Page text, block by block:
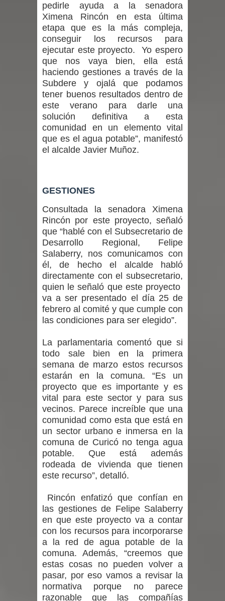
proceso de vacunación escolar
Se activa Código Azul en Talca ante
las bajas temperaturas
GORE Maule figura tercero a nivel
nacional en gasto por viajes y
traslados con $133 millones
Dos internos intentaron escapar por
un forado desde la cárcel de Talca
anticipadamente la Fiesta del
Chancho en Talca tras caída de
ramas cerca de carpas
Miles llegan a la Plaza de Armas de
Talca en el inicio de la Fiesta del
Chancho 2026
pedirle ayuda a la senadora
Ximena Rincón en esta última
etapa que es la más compleja,
conseguir los recursos para
ejecutar este proyecto. Yo espero
que nos vaya bien, ella está
haciendo gestiones a través de la
Subdere y ojalá que podamos
tener buenos resultados dentro de
este verano para darle una
solución definitiva a esta
comunidad en un elemento vital
que es el agua potable”, manifestó
el alcalde Javier Muñoz.
GESTIONES
Consultada la senadora Ximena
Rincón por este proyecto, señaló
que “hablé con el Subsecretario de
Desarrollo Regional, Felipe
Salaberry, nos comunicamos con
él, de hecho el alcalde habló
directamente con el subsecretario,
quien le señaló que este proyecto
va a ser presentado el día 25 de
febrero al comité y que cumple con
las condiciones para ser elegido”.
La parlamentaria comentó que si
todo sale bien en la primera
semana de marzo estos recursos
estarán en la comuna. “Es un
proyecto que es importante y es
vital para este sector y para sus
vecinos. Parece increíble que una
comunidad como esta que está en
un sector urbano e inmersa en la
comuna de Curicó no tenga agua
potable. Que está además
rodeada de vivienda que tienen
este recurso”, detalló.
Rincón enfatizó que confían en
las gestiones de Felipe Salaberry
en que este proyecto va a contar
con los recursos para incorporarse
a la red de agua potable de la
comuna. Además, “creemos que
estas cosas no pueden volver a
pasar, por eso vamos a revisar la
normativa porque no parece
razonable que las compañías